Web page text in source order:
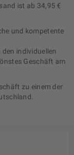
ist ab 34,95 €
und kompetente
individuellen
Geschäft am
zu einem der